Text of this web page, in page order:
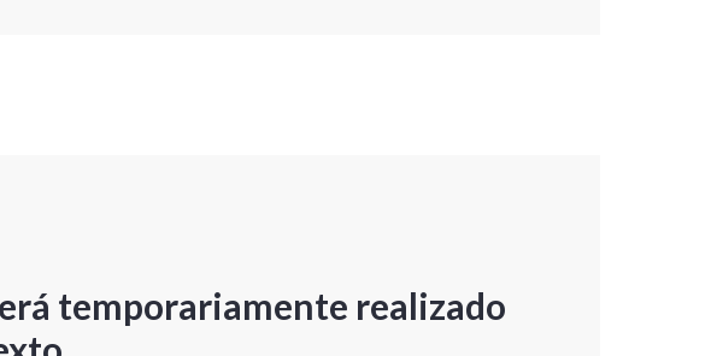
temporariamente realizado